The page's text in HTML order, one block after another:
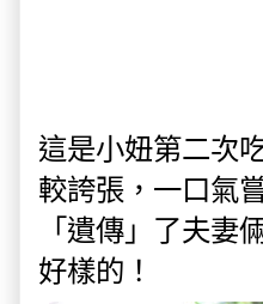
這是小妞第二次
較誇張，一口氣
「遺傳」了夫
好樣的！